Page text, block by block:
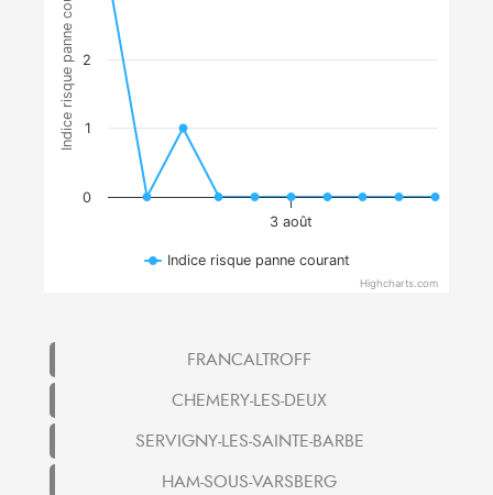
Indice risque panne courant
3 août
0
1
2
Indice risque panne courant
Highcharts.com
FRANCALTROFF
CHEMERY-LES-DEUX
SERVIGNY-LES-SAINTE-BARBE
HAM-SOUS-VARSBERG